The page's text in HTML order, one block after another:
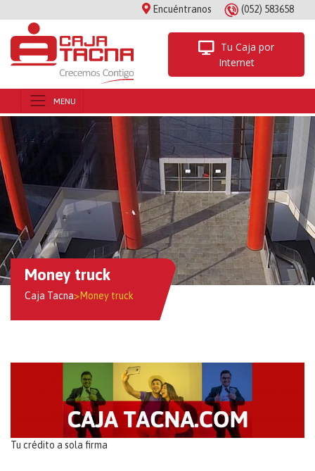
Encuéntranos (052) 583658
Tu Caja por
Internet
Money truck
Caja Tacna>Money truck
Tu crédito a sola firma